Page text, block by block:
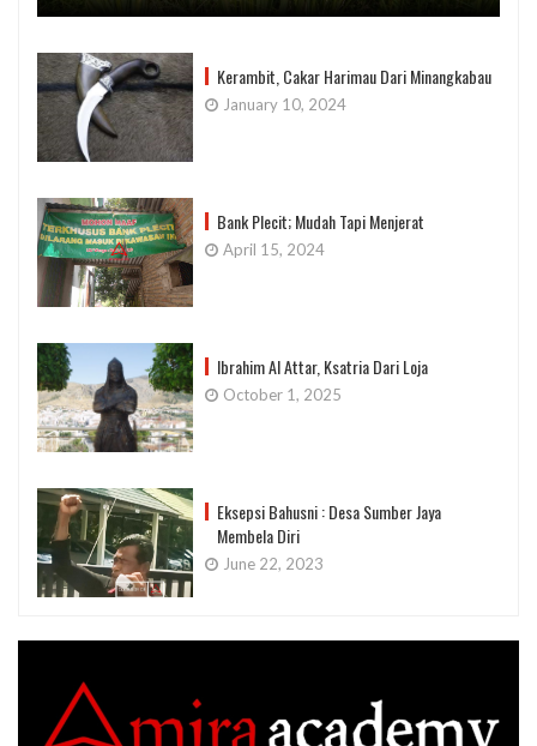
Kerambit, Cakar Harimau Dari Minangkabau
January 10, 2024
Bank Plecit; Mudah Tapi Menjerat
April 15, 2024
Ibrahim Al Attar, Ksatria Dari Loja
October 1, 2025
Eksepsi Bahusni : Desa Sumber Jaya
Membela Diri
June 22, 2023